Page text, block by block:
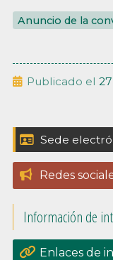
Anuncio de la
Publicado el
Barra
lateral
Sede
Catálogo de
Padrón
Perfil del
Portal de
Redes
Información de
Enlaces de